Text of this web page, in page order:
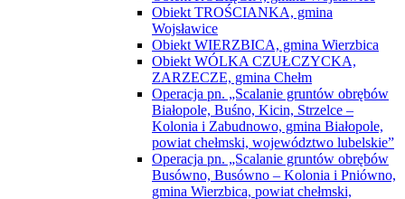
Operacja pn. „Scalanie gruntów obrębów
Białopole, Buśno, Kicin, Strzelce –
Kolonia i Zabudnowo, gmina Białopole,
powiat chełmski, województwo lubelskie”
Operacja pn. „Scalanie gruntów obrębów
Busówno, Busówno – Kolonia i Pniówno,
gmina Wierzbica, powiat chełmski,
województwo lubelskie”
Operacja pn. „Scalanie gruntów obrębów
Chylin Wielki, Tarnów, Wólka Tarnowska
i Wygoda, gmina Wierzbica, powiat